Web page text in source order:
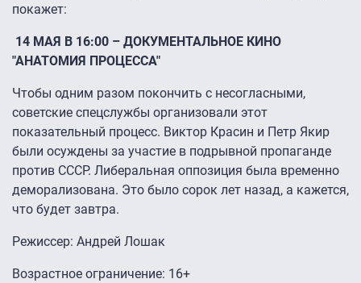
покажет:
14 МАЯ В 16:00 – ДОКУМЕНТАЛЬНОЕ КИНО
"АНАТОМИЯ ПРОЦЕССА"
Чтобы одним разом покончить с несогласными,
советские спецслужбы организовали этот
показательный процесс. Виктор Красин и Петр Якир
были осуждены за участие в подрывной пропаганде
против СССР. Либеральная оппозиция была временно
деморализована. Это было сорок лет назад, а кажется,
что будет завтра.
Режиссер: Андрей Лошак
Возрастное ограничение: 16+